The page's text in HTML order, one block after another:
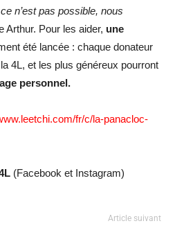
n’est pas possible, nous
Arthur. Pour les aider, une
été lancée : chaque donateur
4L, et les plus généreux pourront
personnel.
fr/c/la-panacloc-
(Facebook et Instagram)
Article suivant